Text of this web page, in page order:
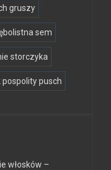
gruszy
sem
storczyka
pospolity pusch
włosków –